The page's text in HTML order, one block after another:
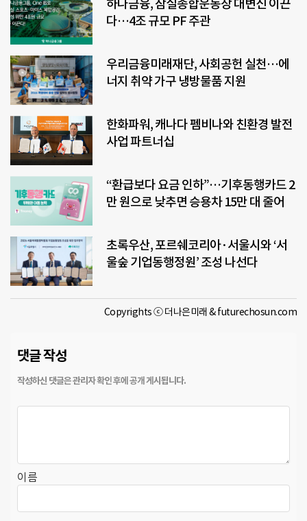
하나금융, 잠실종합운동장 대변신 이끈
다…4조 규모 PF 주관
우리금융미래재단, 사회공헌 실천…에
너지 취약 가구 냉방물품 지원
한화파워, 캐나다 펨비나와 친환경 발전
사업 파트너십
“환급보다 요금 인하”…기후동행카드 2
만 원으로 낮추면 승용차 15만 대 줄어
초록우산, 포르쉐코리아·서울시와 ‘서
울숲 기업동행정원’ 조성 나선다
Copyrights ⓒ 더나은미래 & futurechosun.com
댓글 작성
이름